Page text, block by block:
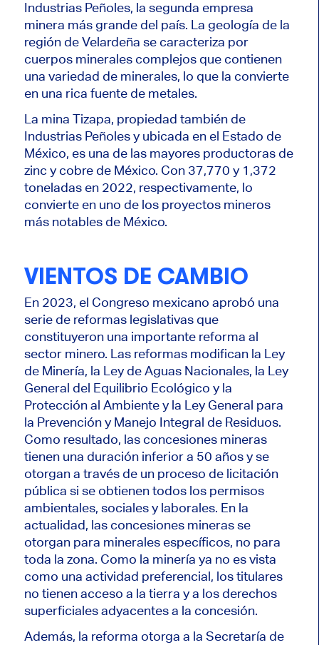
Industrias Peñoles, la segunda empresa
minera más grande del país. La geología de la
región de Velardeña se caracteriza por
cuerpos minerales complejos que contienen
una variedad de minerales, lo que la convierte
en una rica fuente de metales.
La mina Tizapa, propiedad también de
Industrias Peñoles y ubicada en el Estado de
México, es una de las mayores productoras de
zinc y cobre de México. Con 37,770 y 1,372
toneladas en 2022, respectivamente, lo
convierte en uno de los proyectos mineros
más notables de México.
VIENTOS DE CAMBIO
En 2023, el Congreso mexicano aprobó una
serie de reformas legislativas que
constituyeron una importante reforma al
sector minero. Las reformas modifican la Ley
de Minería, la Ley de Aguas Nacionales, la Ley
General del Equilibrio Ecológico y la
Protección al Ambiente y la Ley General para
la Prevención y Manejo Integral de Residuos.
Como resultado, las concesiones mineras
tienen una duración inferior a 50 años y se
otorgan a través de un proceso de licitación
pública si se obtienen todos los permisos
ambientales, sociales y laborales. En la
actualidad, las concesiones mineras se
otorgan para minerales específicos, no para
toda la zona. Como la minería ya no es vista
como una actividad preferencial, los titulares
no tienen acceso a la tierra y a los derechos
superficiales adyacentes a la concesión.
Además, la reforma otorga a la Secretaría de